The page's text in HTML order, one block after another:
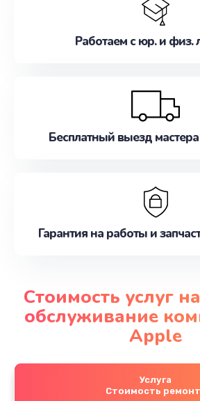
Работаем с юр. и физ.
Бесплатный выезд
Гарантия на работы и
Стоимость услуг
обслуживание
Apple
Услуга
Стоимость